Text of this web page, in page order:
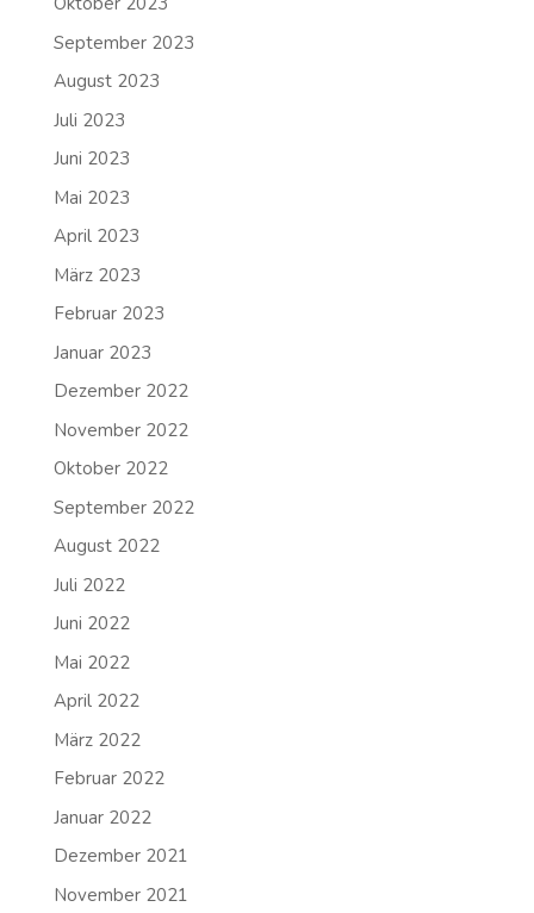
September 2023
August 2023
Juli 2023
Juni 2023
Mai 2023
April 2023
März 2023
Februar 2023
Januar 2023
Dezember 2022
November 2022
Oktober 2022
September 2022
August 2022
Juli 2022
Juni 2022
Mai 2022
April 2022
März 2022
Februar 2022
Januar 2022
Dezember 2021
November 2021